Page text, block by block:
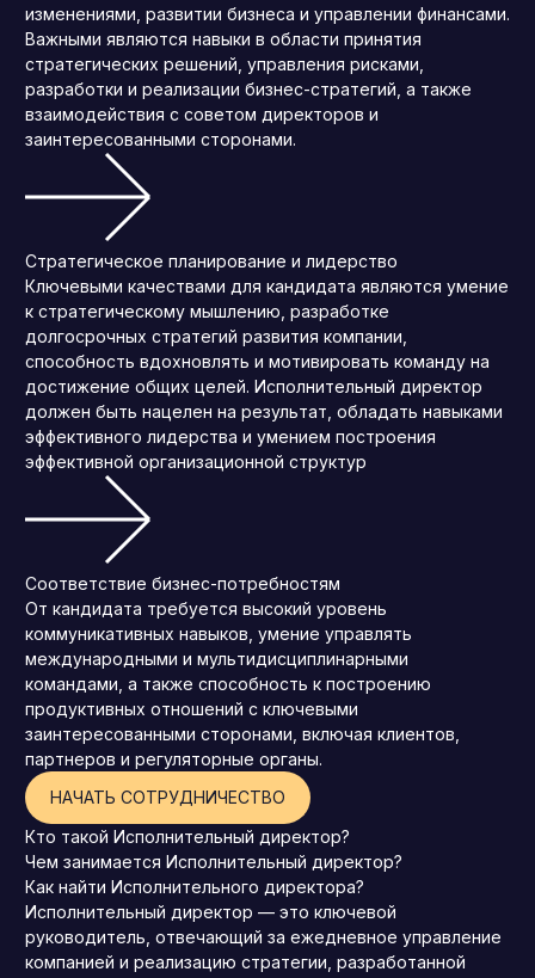
изменениями, развитии бизнеса и управлении финансами.
Важными являются навыки в области принятия
стратегических решений, управления рисками,
разработки и реализации бизнес-стратегий, а также
взаимодействия с советом директоров и
заинтересованными сторонами.
Стратегическое планирование и лидерство
Ключевыми качествами для кандидата являются умение
к стратегическому мышлению, разработке
долгосрочных стратегий развития компании,
способность вдохновлять и мотивировать команду на
достижение общих целей. Исполнительный директор
должен быть нацелен на результат, обладать навыками
эффективного лидерства и умением построения
эффективной организационной структур
Соответствие бизнес-потребностям
От кандидата требуется высокий уровень
коммуникативных навыков, умение управлять
международными и мультидисциплинарными
командами, а также способность к построению
продуктивных отношений с ключевыми
заинтересованными сторонами, включая клиентов,
партнеров и регуляторные органы.
НАЧАТЬ СОТРУДНИЧЕСТВО
Кто такой Исполнительный директор?
Чем занимается Исполнительный директор?
Как найти Исполнительного директора?
Исполнительный директор — это ключевой
руководитель, отвечающий за ежедневное управление
компанией и реализацию стратегии, разработанной